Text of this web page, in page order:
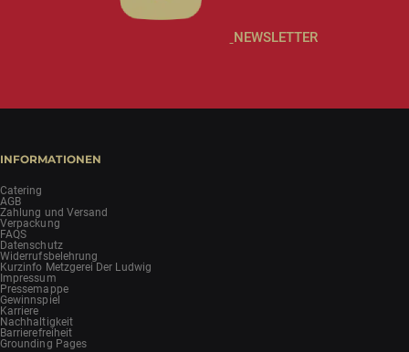
NEWSLETTER
INFORMATIONEN
Catering
AGB
Zahlung und Versand
Verpackung
FAQS
Datenschutz
Widerrufsbelehrung
Kurzinfo Metzgerei Der Ludwig
Impressum
Pressemappe
Gewinnspiel
Karriere
Nachhaltigkeit
Barrierefreiheit
Grounding Pages